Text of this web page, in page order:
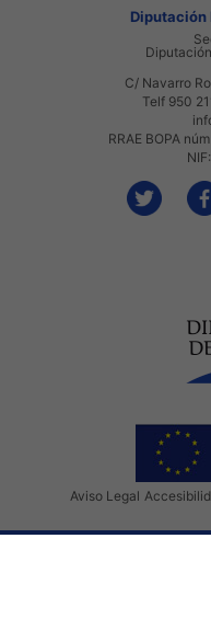
Diputación
C/ Navarro
Telf 950
RRAE BOPA
Aviso Legal